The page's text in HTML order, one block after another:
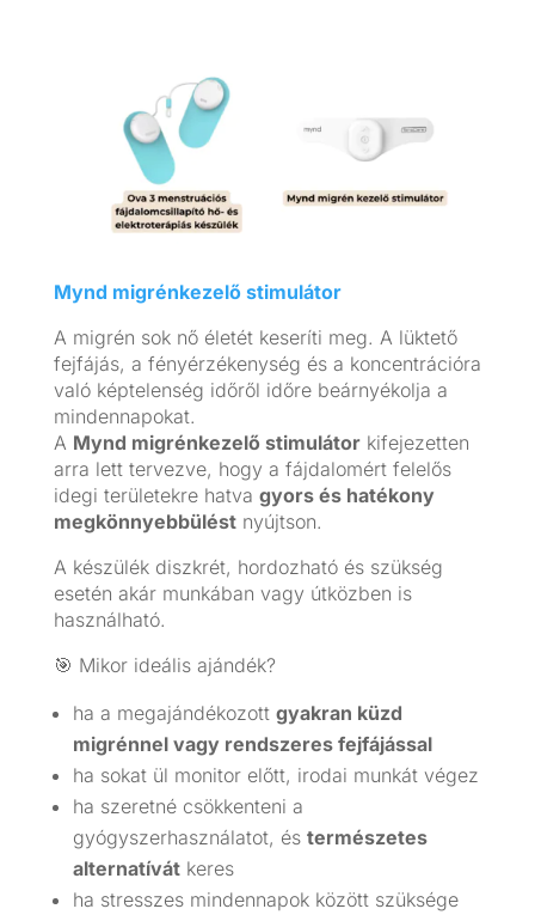
Mynd migrénkezelő stimulátor
A migrén sok nő életét keseríti meg. A lüktető
fejfájás, a fényérzékenység és a koncentrációra
való képtelenség időről időre beárnyékolja a
mindennapokat.
A Mynd migrénkezelő stimulátorkifejezetten
arra lett tervezve, hogy a fájdalomért felelős
idegi területekre hatva gyors és hatékony
megkönnyebbüléstnyújtson.
A készülék diszkrét, hordozható és szükség
esetén akár munkában vagy útközben is
használható.
🎯 Mikor ideális ajándék?
ha a megajándékozott gyakran küzd
migrénnel vagy rendszeres fejfájással
ha sokat ül monitor előtt, irodai munkát végez
ha szeretné csökkenteni a
gyógyszerhasználatot, és természetes
alternatívátkeres
ha stresszes mindennapok között szüksége